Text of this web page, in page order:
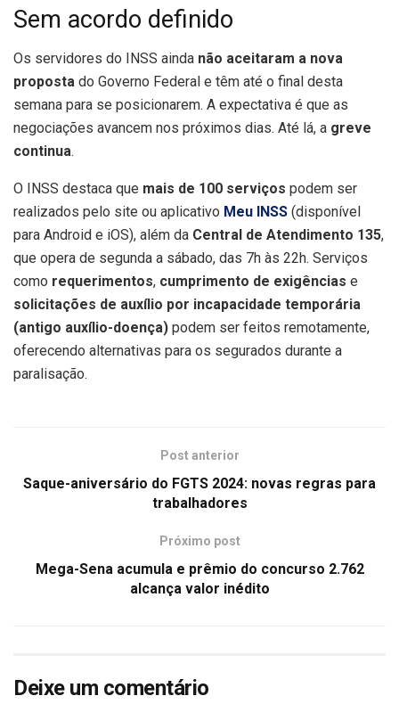
Sem acordo definido
Os servidores do INSS ainda não aceitaram a nova
proposta do Governo Federal e têm até o final desta
semana para se posicionarem. A expectativa é que as
negociações avancem nos próximos dias. Até lá, a greve
continua.
O INSS destaca que mais de 100 serviços podem ser
realizados pelo site ou aplicativo Meu INSS (disponível
para Android e iOS), além da Central de Atendimento 135,
que opera de segunda a sábado, das 7h às 22h. Serviços
como requerimentos, cumprimento de exigências e
solicitações de auxílio por incapacidade temporária
(antigo auxílio-doença) podem ser feitos remotamente,
oferecendo alternativas para os segurados durante a
paralisação.
Post anterior
Saque-aniversário do FGTS 2024: novas regras para
trabalhadores
Próximo post
Mega-Sena acumula e prêmio do concurso 2.762
alcança valor inédito
Deixe um comentário